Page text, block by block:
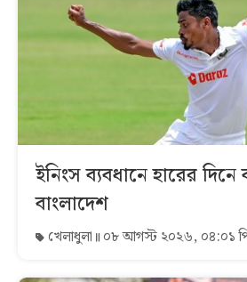
ইনিংস ব্যবধানে হারের
বাংলাদেশ
খেলাধুলা ০৮ আগস্ট ২০২৬, ০৪:০১